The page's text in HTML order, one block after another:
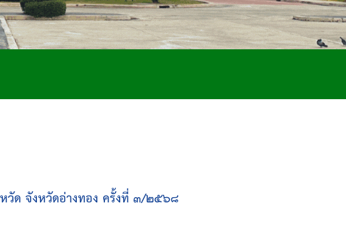
หวัด จังหวัดอ่างทอง ครั้งที่ ๓/๒๕๖๘